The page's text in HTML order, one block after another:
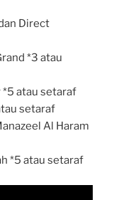
Direct
*3 atau
*5 atau setaraf
setaraf
Al Haram
*5 atau setaraf